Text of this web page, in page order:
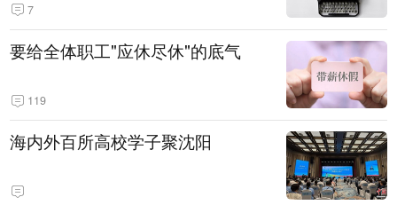
7
要给全体职工"应休尽休"的底气
119
海内外百所高校学子聚沈阳